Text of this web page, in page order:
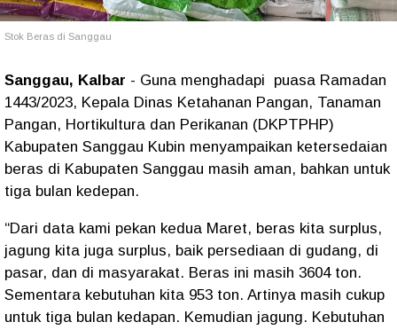
Stok Beras di Sanggau
Sanggau, Kalbar - Guna menghadapi puasa Ramadan
1443/2023, Kepala Dinas Ketahanan Pangan, Tanaman
Pangan, Hortikultura dan Perikanan (DKPTPHP)
Kabupaten Sanggau Kubin menyampaikan ketersedaian
beras di Kabupaten Sanggau masih aman, bahkan untuk
tiga bulan kedepan.
“Dari data kami pekan kedua Maret, beras kita surplus,
jagung kita juga surplus, baik persediaan di gudang, di
pasar, dan di masyarakat. Beras ini masih 3604 ton.
Sementara kebutuhan kita 953 ton. Artinya masih cukup
untuk tiga bulan kedapan. Kemudian jagung. Kebutuhan